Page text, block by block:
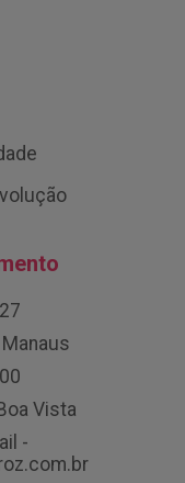
Vista
-